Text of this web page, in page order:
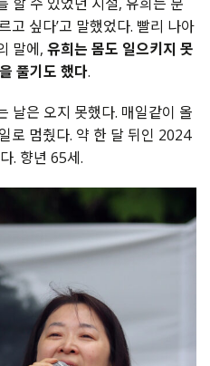
고 싶다’고 말했었다. 빨리 나아
말에, 유희는 몸도 일으키지 못
풀기도 했다.
날은 오지 못했다. 매일같이 올
로 멈췄다. 약 한 달 뒤인 2024
. 향년 65세.